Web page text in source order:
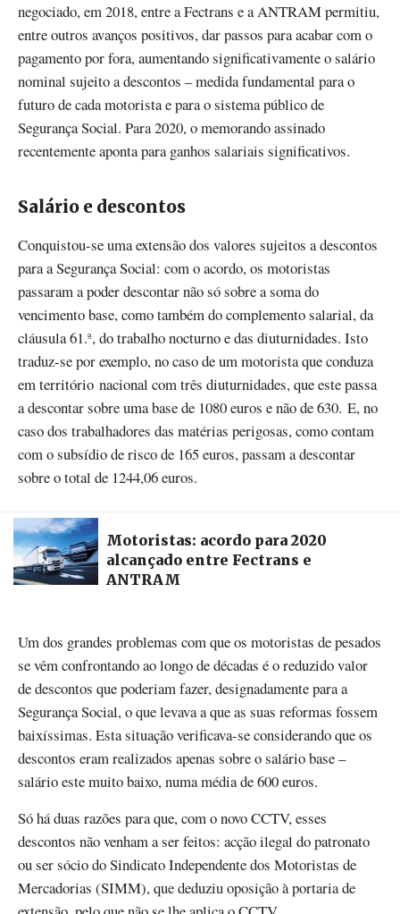
negociado, em 2018, entre a Fectrans e a ANTRAM permitiu,
entre outros avanços positivos, dar passos para acabar com o
pagamento por fora, aumentando significativamente o salário
nominal sujeito a descontos – medida fundamental para o
futuro de cada motorista e para o sistema público de
Segurança Social. Para 2020, o memorando assinado
recentemente aponta para ganhos salariais significativos.
Salário e descontos
Conquistou-se uma extensão dos valores sujeitos a descontos
para a Segurança Social: com o acordo, os motoristas
passaram a poder descontar não só sobre a soma do
vencimento base, como também do complemento salarial, da
cláusula 61.ª, do trabalho nocturno e das diuturnidades. Isto
traduz-se por exemplo, no caso de um motorista que conduza
em território nacional com três diuturnidades, que este passa
a descontar sobre uma base de 1080 euros e não de 630. E, no
caso dos trabalhadores das matérias perigosas, como contam
com o subsídio de risco de 165 euros, passam a descontar
sobre o total de 1244,06 euros.
Motoristas: acordo para 2020
alcançado entre Fectrans e
ANTRAM
Um dos grandes problemas com que os motoristas de pesados
se vêm confrontando ao longo de décadas é o reduzido valor
de descontos que poderiam fazer, designadamente para a
Segurança Social, o que levava a que as suas reformas fossem
baixíssimas. Esta situação verificava-se considerando que os
descontos eram realizados apenas sobre o salário base –
salário este muito baixo, numa média de 600 euros.
Só há duas razões para que, com o novo CCTV, esses
descontos não venham a ser feitos: acção ilegal do patronato
ou ser sócio do Sindicato Independente dos Motoristas de
Mercadorias (SIMM), que deduziu oposição à portaria de